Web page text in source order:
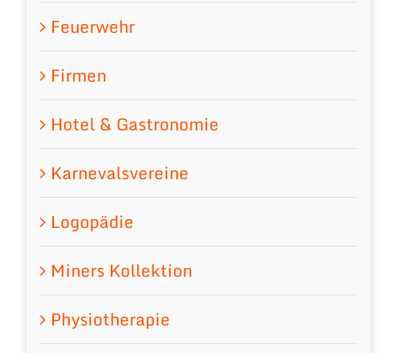
Feuerwehr
Firmen
Hotel & Gastronomie
Karnevalsvereine
Logopädie
Miners Kollektion
Physiotherapie